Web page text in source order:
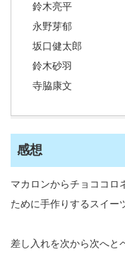
鈴木亮平
永野芽郁
坂口健太郎
鈴木砂羽
寺脇康文
感想
マカロンからチョココロ
ために手作りするスイー
差し入れを次から次へと